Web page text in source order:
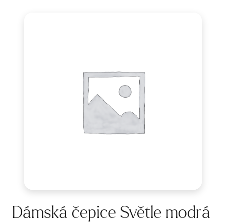
Dámská čepice Světle modrá